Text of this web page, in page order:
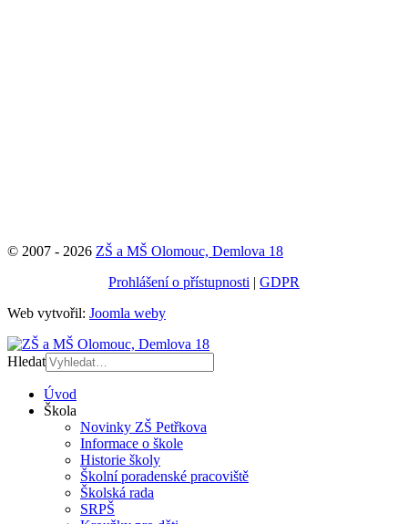
© 2007 - 2026 ZŠ a MŠ Olomouc, Demlova 18
Prohlášení o přístupnosti | GDPR
Web vytvořil: Joomla weby
Hledat
Úvod
Škola
Novinky ZŠ Petřkova
Informace o škole
Historie školy
Školní poradenské pracoviště
Školská rada
SRPŠ